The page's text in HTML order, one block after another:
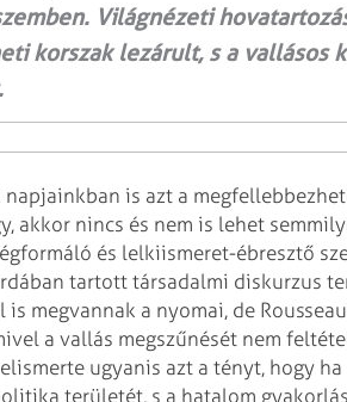
Világnézeti
korszak lezárult, s a vallásos
is azt a
akkor nincs és nem is lehet
és lelkiismeret­­-ébresztő
tartott társadalmi diskurzus
is megvannak a nyomai, de
a vallás megszűnését nem
ugyanis azt a tényt, hogy
területét, s a hatalom